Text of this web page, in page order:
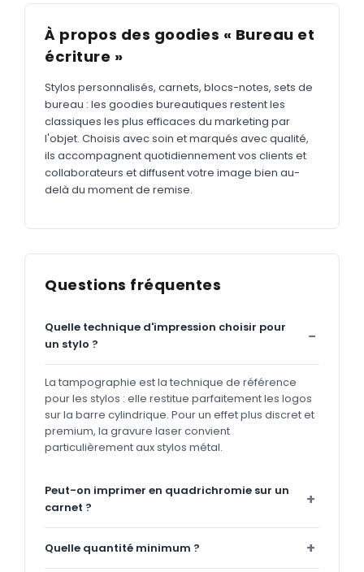
À propos des goodies « Bureau et
écriture »
Stylos personnalisés, carnets, blocs-notes, sets de
bureau : les goodies bureautiques restent les
classiques les plus efficaces du marketing par
l'objet. Choisis avec soin et marqués avec qualité,
ils accompagnent quotidiennement vos clients et
collaborateurs et diffusent votre image bien au-
delà du moment de remise.
Questions fréquentes
Quelle technique d'impression choisir pour
un stylo ?
La tampographie est la technique de référence
pour les stylos : elle restitue parfaitement les logos
sur la barre cylindrique. Pour un effet plus discret et
premium, la gravure laser convient
particulièrement aux stylos métal.
Peut-on imprimer en quadrichromie sur un
carnet ?
Quelle quantité minimum ?